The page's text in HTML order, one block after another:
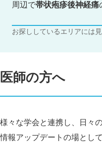
周辺で帯状疱疹後神経痛
お探ししているエリアには
医師の方へ
様々な学会と連携し、日々
情報アップデートの場とし